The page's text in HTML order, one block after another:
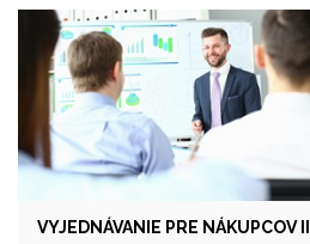
VYJEDNÁVANIE PRE NÁKUPCOV II